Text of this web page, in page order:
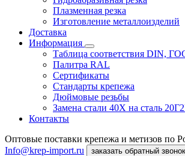
Плазменная резка
Изготовление металлоизделий
Доставка
Информация
Таблица соответствия DIN,
Палитра RAL
Сертификаты
Стандарты крепежа
Дюймовые резьбы
Замена стали 40Х на сталь
Контакты
Оптовые поставки крепежа и метизов по
Info@krep-import.ru
заказать обратный звонок